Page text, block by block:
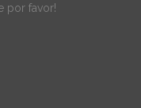
por favor!